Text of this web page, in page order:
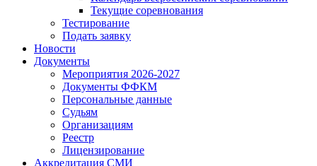
Текущие соревнования
Тестирование
Подать заявку
Новости
Документы
Мероприятия 2026-2027
Документы ФФКМ
Персональные данные
Судьям
Организациям
Реестр
Лицензирование
Аккредитация СМИ